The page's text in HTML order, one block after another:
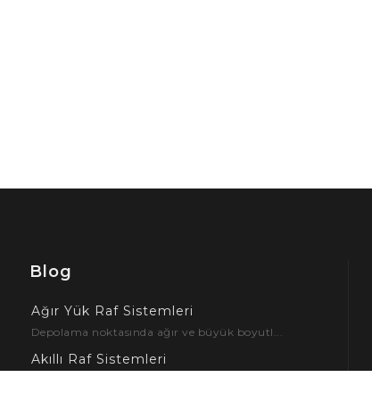
Blog
Ağır Yük Raf Sistemleri
Depolama noktasında ağır ve büyük boyutl...
Akıllı Raf Sistemleri